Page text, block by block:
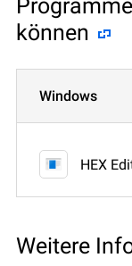
können
Windows
HEX
Weitere